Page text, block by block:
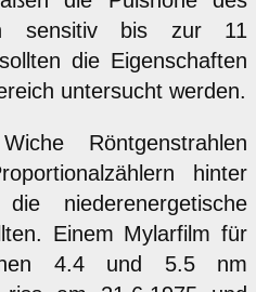
sensitiv bis zur 11
die Eigenschaften
untersucht werden.
Röntgenstrahlen
hinter
niederenergetische
Einem Mylarfilm für
4.4 und 5.5 nm